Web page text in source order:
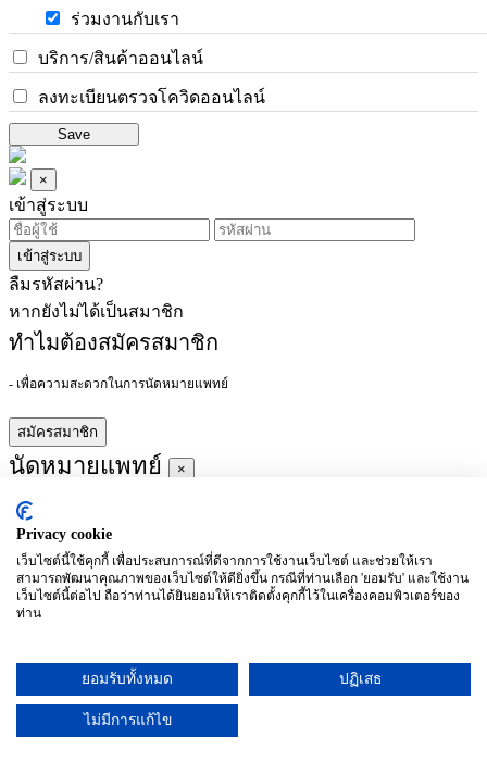
ร่วมงานกับเรา
บริการ/สินค้าออนไลน์
ลงทะเบียนตรวจโควิดออนไลน์
Save
×
เข้าสู่ระบบ
เข้าสู่ระบบ
ลืมรหัสผ่าน?
หากยังไม่ได้เป็นสมาชิก
ทำไมต้องสมัครสมาชิก
- เพื่อความสะดวกในการนัดหมายแพทย์
สมัครสมาชิก
นัดหมายแพทย์ ×
ผู้ชำนาญการ
ประจำ :
อาทิตย์
จันทร์
(27/09)
อังคาร
(28/09)
พุธ
พฤหัสบดี
ศุกร์
เสาร์
Privacy cookie
เว็บไซต์นี้ใช้คุกกี้ เพื่อประสบการณ์ที่ดีจากการใช้งานเว็บไซต์ และช่วยให้เรา
สามารถพัฒนาคุณภาพของเว็บไซต์ให้ดียิ่งขึ้น กรณีที่ท่านเลือก 'ยอมรับ' และใช้งาน
เว็บไซต์นี้ต่อไป ถือว่าท่านได้ยินยอมให้เราติดตั้งคุกกี้ไว้ในเครื่องคอมพิวเตอร์ของ
ท่าน
ยอมรับทั้งหมด ปฏิเสธ
ไม่มีการแก้ไข